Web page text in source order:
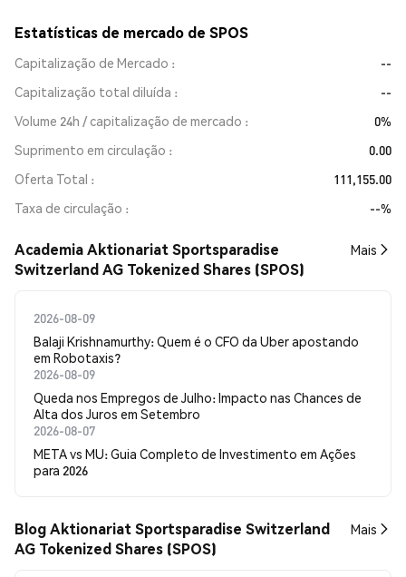
Estatísticas de mercado de SPOS
Capitalização de Mercado
--
Capitalização total diluída
--
Volume 24h / capitalização de mercado
0%
Suprimento em circulação
0.00
Oferta Total
111,155.00
Taxa de circulação
--%
Academia Aktionariat Sportsparadise
Switzerland AG Tokenized Shares (SPOS)
Mais
2026-08-09
Balaji Krishnamurthy: Quem é o CFO da Uber apostando
em Robotaxis?
2026-08-09
Queda nos Empregos de Julho: Impacto nas Chances de
Alta dos Juros em Setembro
2026-08-07
META vs MU: Guia Completo de Investimento em Ações
para 2026
Blog Aktionariat Sportsparadise Switzerland
AG Tokenized Shares (SPOS)
Mais